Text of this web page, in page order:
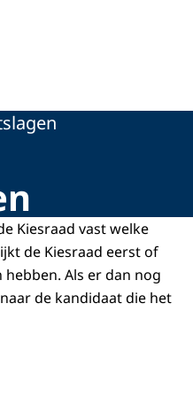
Kiesraad vast welke
de Kiesraad eerst of
Als er dan nog
de kandidaat die het